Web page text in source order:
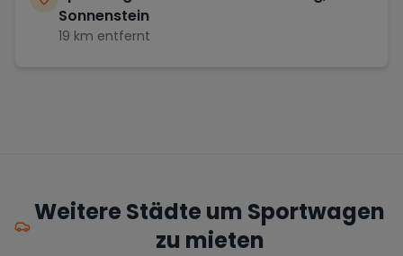
Sonnenstein
19 km entfernt
Weitere Städte um Sportwagen
zu mieten